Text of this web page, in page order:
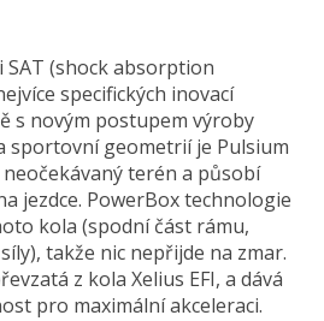
(shock absorption
specifických inovací
s novým postupem výroby
sportovní geometrií je Pulsium
terén a působí
jezdce. PowerBox technologie
kola (spodní část rámu,
takže nic nepřijde na zmar.
z kola Xelius EFI, a dává
pro maximální akceleraci.